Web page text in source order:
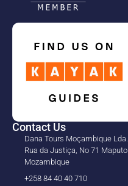
Contact Us
Dana Tours Moçambique Lda.
Rua da Justiça, No 71 Maputo
Mozambique
+258 84 40 40 710